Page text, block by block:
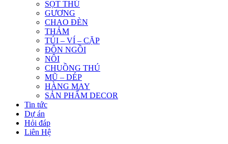
SỌT THÚ
GƯƠNG
CHAO ĐÈN
THẢM
TÚI – VÍ – CẶP
ĐÔN NGỒI
NÔI
CHUỒNG THÚ
MŨ – DÉP
HÀNG MAY
SẢN PHẨM DECOR
Tin tức
Dự án
Hỏi đáp
Liên Hệ